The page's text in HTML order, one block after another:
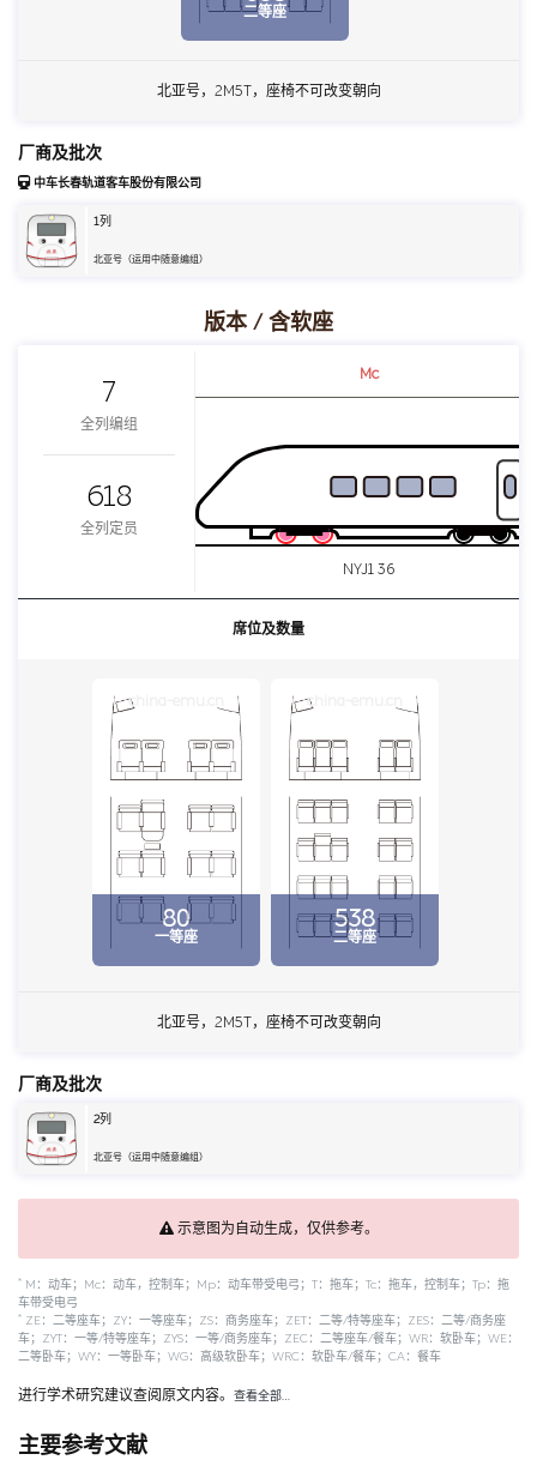
二等座
北亚号，2M5T，座椅不可改变朝向
厂商及批次
中车长春轨道客车股份有限公司
1列
北亚号（运用中随意编组）
版本 / 含软座
7
全列编组
618
全列定员
Mc
NYJ1 36
席位及数量
80
一等座
china-emu.cn
538
二等座
china-emu.cn
北亚号，2M5T，座椅不可改变朝向
厂商及批次
2列
北亚号（运用中随意编组）
示意图为自动生成，仅供参考。
* M：动车；Mc：动车，控制车；Mp：动车带受电弓；T：拖车；Tc：拖车，控制车；Tp：拖
车带受电弓
* ZE：二等座车；ZY：一等座车；ZS：商务座车；ZET：二等/特等座车；ZES：二等/商务座
车；ZYT：一等/特等座车；ZYS：一等/商务座车；ZEC：二等座车/餐车；WR：软卧车；WE：
二等卧车；WY：一等卧车；WG：高级软卧车；WRC：软卧车/餐车；CA：餐车
进行学术研究建议查阅原文内容。 查看全部…
主要参考文献